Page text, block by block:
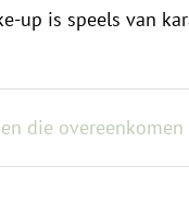
up is speels van
die